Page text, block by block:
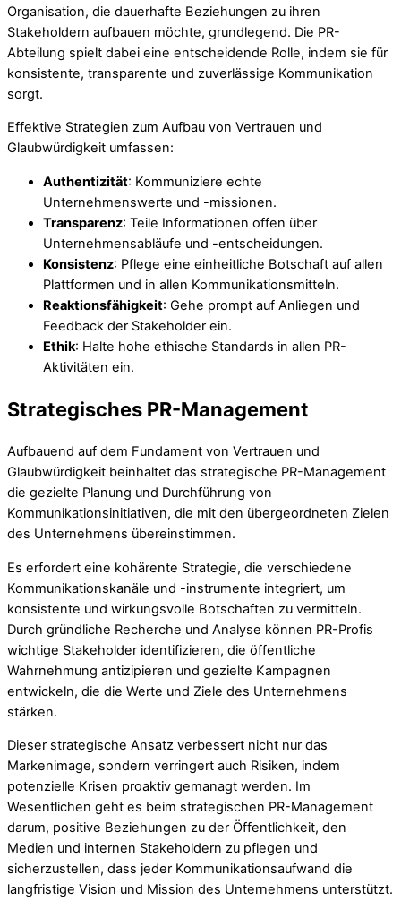
Organisation, die dauerhafte Beziehungen zu ihren
Stakeholdern aufbauen möchte, grundlegend. Die PR-
Abteilung spielt dabei eine entscheidende Rolle, indem sie für
konsistente, transparente und zuverlässige Kommunikation
sorgt.
Effektive Strategien zum Aufbau von Vertrauen und
Glaubwürdigkeit umfassen:
Authentizität: Kommuniziere echte
Unternehmenswerte und -missionen.
Transparenz: Teile Informationen offen über
Unternehmensabläufe und -entscheidungen.
Konsistenz: Pflege eine einheitliche Botschaft auf allen
Plattformen und in allen Kommunikationsmitteln.
Reaktionsfähigkeit: Gehe prompt auf Anliegen und
Feedback der Stakeholder ein.
Ethik: Halte hohe ethische Standards in allen PR-
Aktivitäten ein.
Strategisches PR-Management
Aufbauend auf dem Fundament von Vertrauen und
Glaubwürdigkeit beinhaltet das strategische PR-Management
die gezielte Planung und Durchführung von
Kommunikationsinitiativen, die mit den übergeordneten Zielen
des Unternehmens übereinstimmen.
Es erfordert eine kohärente Strategie, die verschiedene
Kommunikationskanäle und -instrumente integriert, um
konsistente und wirkungsvolle Botschaften zu vermitteln.
Durch gründliche Recherche und Analyse können PR-Profis
wichtige Stakeholder identifizieren, die öffentliche
Wahrnehmung antizipieren und gezielte Kampagnen
entwickeln, die die Werte und Ziele des Unternehmens
stärken.
Dieser strategische Ansatz verbessert nicht nur das
Markenimage, sondern verringert auch Risiken, indem
potenzielle Krisen proaktiv gemanagt werden. Im
Wesentlichen geht es beim strategischen PR-Management
darum, positive Beziehungen zu der Öffentlichkeit, den
Medien und internen Stakeholdern zu pflegen und
sicherzustellen, dass jeder Kommunikationsaufwand die
langfristige Vision und Mission des Unternehmens unterstützt.